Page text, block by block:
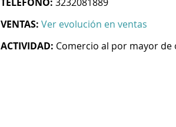
VENTAS: Ver evolución en ventas
ACTIVIDAD: Comercio al por mayor